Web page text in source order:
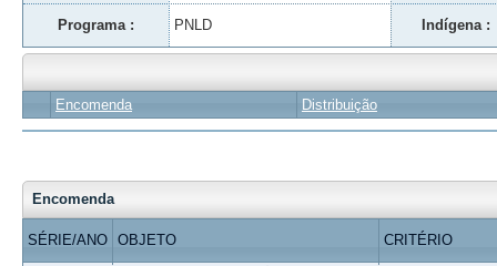
Programa : PNLD Indígena :
Encomenda Distribuição
Encomenda
SÉRIE/ANO OBJETO CRITÉRIO